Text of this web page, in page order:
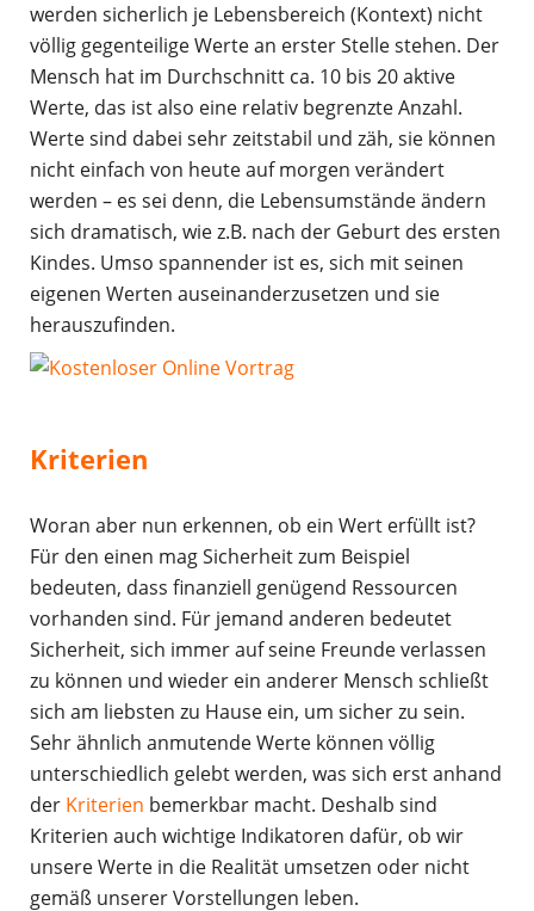
werden sicherlich je Lebensbereich (Kontext) nicht
völlig gegenteilige Werte an erster Stelle stehen. Der
Mensch hat im Durchschnitt ca. 10 bis 20 aktive
Werte, das ist also eine relativ begrenzte Anzahl.
Werte sind dabei sehr zeitstabil und zäh, sie können
nicht einfach von heute auf morgen verändert
werden – es sei denn, die Lebensumstände ändern
sich dramatisch, wie z.B. nach der Geburt des ersten
Kindes. Umso spannender ist es, sich mit seinen
eigenen Werten auseinanderzusetzen und sie
herauszufinden.
Kriterien
Woran aber nun erkennen, ob ein Wert erfüllt ist?
Für den einen mag Sicherheit zum Beispiel
bedeuten, dass finanziell genügend Ressourcen
vorhanden sind. Für jemand anderen bedeutet
Sicherheit, sich immer auf seine Freunde verlassen
zu können und wieder ein anderer Mensch schließt
sich am liebsten zu Hause ein, um sicher zu sein.
Sehr ähnlich anmutende Werte können völlig
unterschiedlich gelebt werden, was sich erst anhand
der Kriterien bemerkbar macht. Deshalb sind
Kriterien auch wichtige Indikatoren dafür, ob wir
unsere Werte in die Realität umsetzen oder nicht
gemäß unserer Vorstellungen leben.